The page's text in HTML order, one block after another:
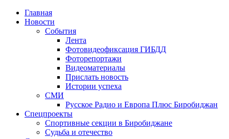
Главная
Новости
События
Лента
Фотовидеофиксация ГИБДД
Фоторепортажи
Видеоматериалы
Прислать новость
Истории успеха
СМИ
Русское Радио и Европа Плюс Биробиджан
Спецпроекты
Спортивные секции в Биробиджане
Судьба и отечество